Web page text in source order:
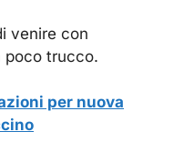
venire con
poco trucco.
per nuova